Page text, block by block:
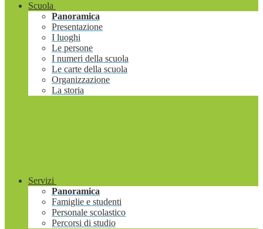
Scuola
Panoramica
Presentazione
I luoghi
Le persone
I numeri della scuola
Le carte della scuola
Organizzazione
La storia
Servizi
Panoramica
Famiglie e studenti
Personale scolastico
Percorsi di studio